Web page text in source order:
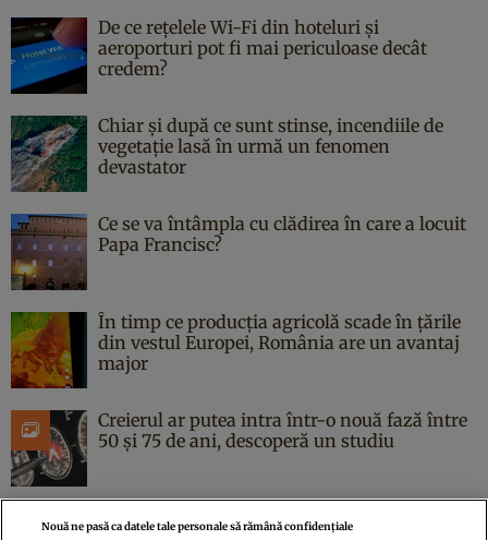
De ce rețelele Wi-Fi din hoteluri și
aeroporturi pot fi mai periculoase decât
credem?
Chiar și după ce sunt stinse, incendiile de
vegetație lasă în urmă un fenomen
devastator
Ce se va întâmpla cu clădirea în care a locuit
Papa Francisc?
În timp ce producția agricolă scade în țările
din vestul Europei, România are un avantaj
major
Creierul ar putea intra într-o nouă fază între
50 și 75 de ani, descoperă un studiu
Nouă ne pasă ca datele tale personale să rămână confidențiale